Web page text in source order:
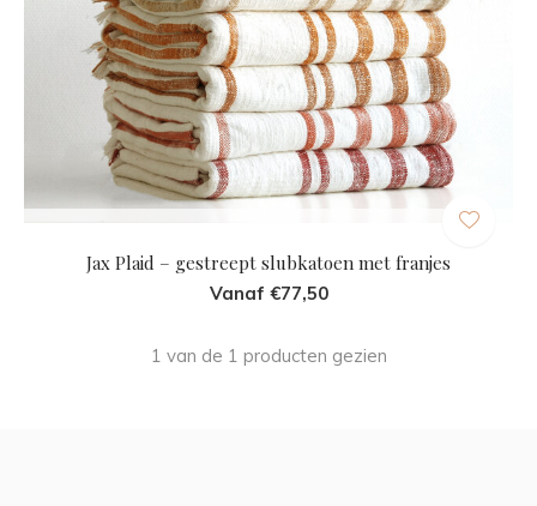
Jax Plaid – gestreept slubkatoen met franjes
Vanaf €77,50
1 van de 1 producten gezien